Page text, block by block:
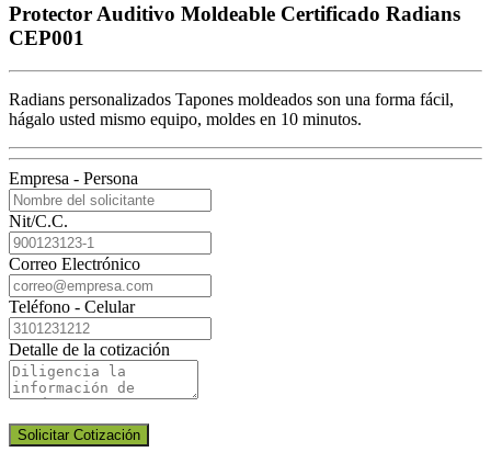
Protector Auditivo Moldeable Certificado Radians
CEP001
Radians personalizados Tapones moldeados son una forma fácil,
hágalo usted mismo equipo, moldes en 10 minutos.
Empresa - Persona
Nit/C.C.
Correo Electrónico
Teléfono - Celular
Detalle de la cotización
Solicitar Cotización